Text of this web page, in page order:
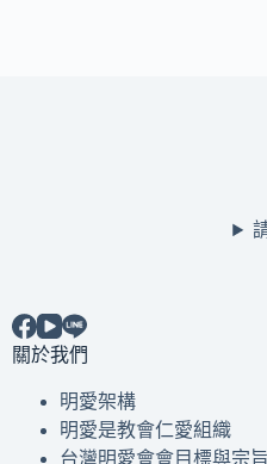
關於我們
明愛架構
明愛是教會仁愛組織
台灣明愛會會目標與宗旨